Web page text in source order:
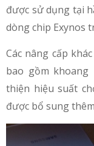
được sử dụng tại
dòng chip Exynos
Các nâng cấp
bao gồm
thiện hiệu suất
được bổ sung